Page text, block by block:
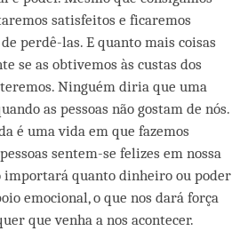
satisfeitos e ficaremos
perdê-las. E quanto mais coisas
se as obtivemos às custas dos
Ninguém diria que uma
as pessoas não gostam de nós.
é uma vida em que fazemos
sentem-se felizes em nossa
importará quanto dinheiro ou poder
emocional, o que nos dará força
que venha a nos acontecer.